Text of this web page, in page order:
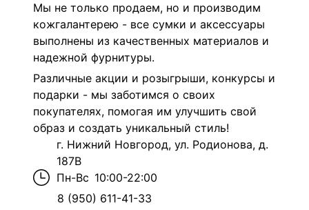
Мы не только продаем, но и производим
кожгалантерею - все сумки и аксессуары
выполнены из качественных материалов и
надежной фурнитуры.
Различные акции и розыгрыши, конкурсы и
подарки - мы заботимся о своих
покупателях, помогая им улучшить свой
образ и создать уникальный стиль!
г. Нижний Новгород, ул. Родионова, д.
187В
Пн-Вс 10:00-22:00
8 (950) 611-41-33